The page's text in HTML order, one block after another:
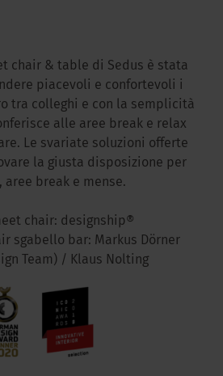
chair & table di Sedus è stata
piacevoli e confortevoli i
tra colleghi e con la semplicità
alle aree break e relax
Le svariate soluzioni offerte
la giusta disposizione per
aree break e mense.
chair: designship®
sgabello bar: Markus Dörner
Team) / Klaus Nolting